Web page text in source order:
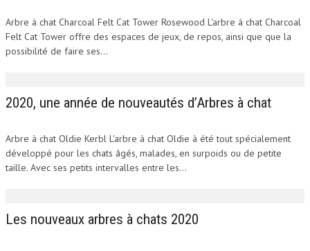
Arbre à chat Charcoal Felt Cat Tower Rosewood L'arbre à chat Charcoal
Felt Cat Tower offre des espaces de jeux, de repos, ainsi que que la
possibilité de faire ses...
2020, une année de nouveautés d’Arbres à chat
Arbre à chat Oldie Kerbl L'arbre à chat Oldie à été tout spécialement
développé pour les chats âgés, malades, en surpoids ou de petite
taille. Avec ses petits intervalles entre les...
Les nouveaux arbres à chats 2020